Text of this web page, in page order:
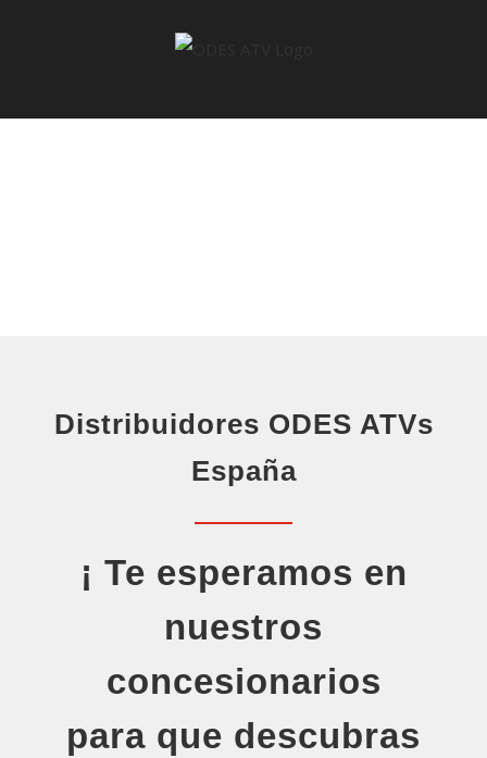
Distribuidores ODES ATVs
España
¡ Te esperamos en
nuestros
concesionarios
para que descubras